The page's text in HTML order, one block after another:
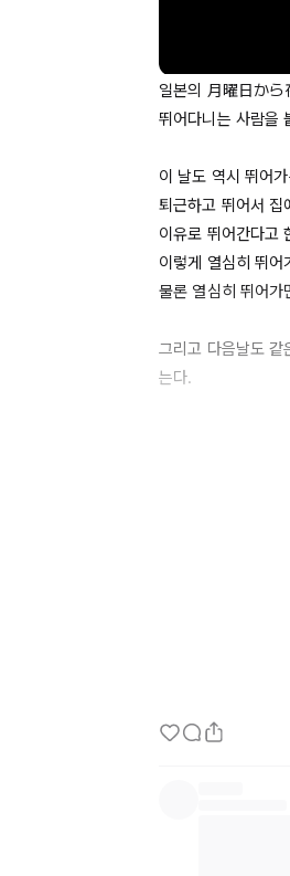
일본의 月曜日から
뛰어다니는 사람을
이 날도 역시 뛰어
퇴근하고 뛰어서 집
이유로 뛰어간다고
이렇게 열심히 뛰어
물론 열심히 뛰어가
그리고 다음날도 같
는다.
"어제는 따님이 자
이 짧은 클립에 달
実は些細な幸せ
(사실은 사소한 행